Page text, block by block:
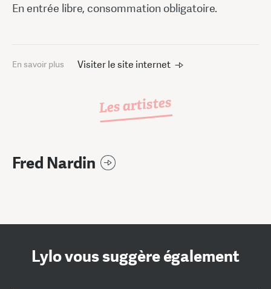
En entrée libre, consommation obligatoire.
En savoir plus Visiter le site internet
Les artistes
Fred Nardin
Lylo vous suggère également